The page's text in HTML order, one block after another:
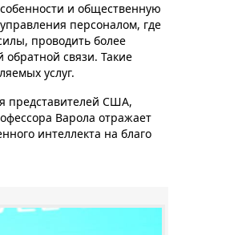
и общественную
персоналом, где
проводить более
связи. Такие
услуг.
представителей США,
Варола отражает
интеллекта на благо